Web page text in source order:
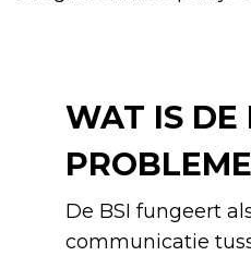
WAT IS DE
De BSI fungeert
communicatie